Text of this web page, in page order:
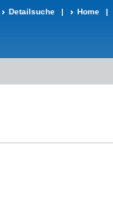
Detailsuche | Home |